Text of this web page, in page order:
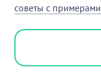
советы с примерами